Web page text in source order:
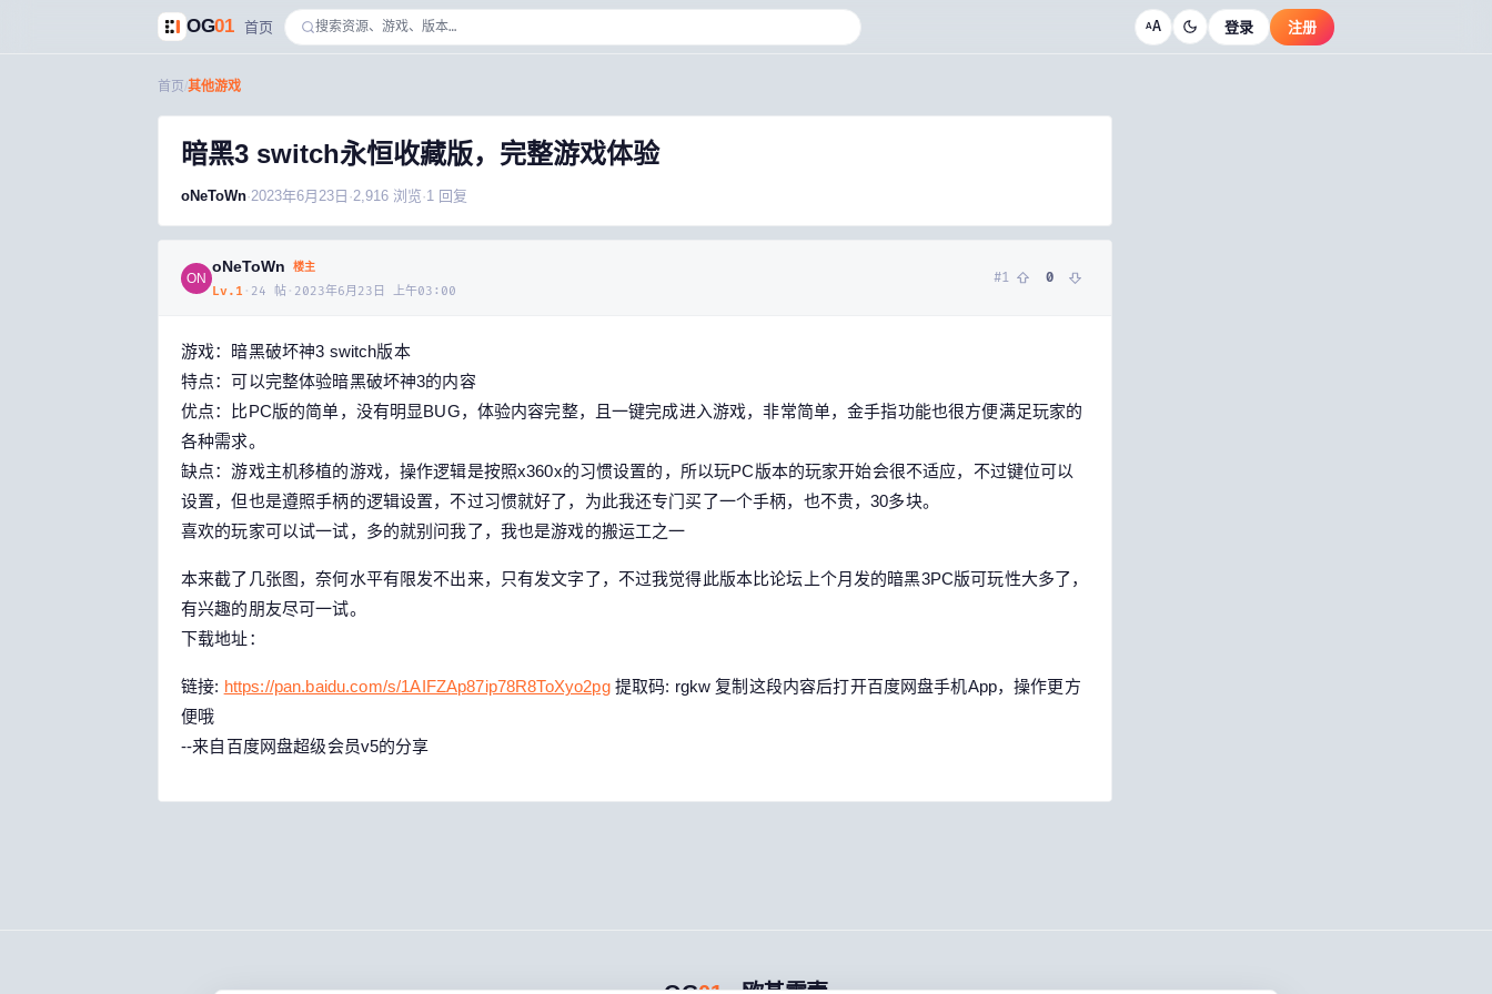
OG01 首页 AA 登录 注册
首页 其他游戏
暗黑3 switch永恒收藏版，完整游戏体验
oNeToWn·2023年6月23日 ·2,916 浏览·1 回复
ON
oNeToWn 楼主
Lv. 1 · 24 帖 · 2023年6月23日 上午03:00
#1 0
游戏：暗黑破坏神3 switch版本
特点：可以完整体验暗黑破坏神3的内容
优点：比PC版的简单，没有明显BUG，体验内容完整，且一键完成进入游戏，非常简单，金手指功能也很方便满足玩家的
各种需求。
缺点：游戏主机移植的游戏，操作逻辑是按照x360x的习惯设置的，所以玩PC版本的玩家开始会很不适应，不过键位可以
设置，但也是遵照手柄的逻辑设置，不过习惯就好了，为此我还专门买了一个手柄，也不贵，30多块。
喜欢的玩家可以试一试，多的就别问我了，我也是游戏的搬运工之一
本来截了几张图，奈何水平有限发不出来，只有发文字了，不过我觉得此版本比论坛上个月发的暗黑3PC版可玩性大多了，
有兴趣的朋友尽可一试。
下载地址：
链接: https://pan.baidu.com/s/1AIFZAp87ip78R8ToXyo2pg提取码: rgkw 复制这段内容后打开百度网盘手机App，操作更方
便哦
--来自百度网盘超级会员v5的分享